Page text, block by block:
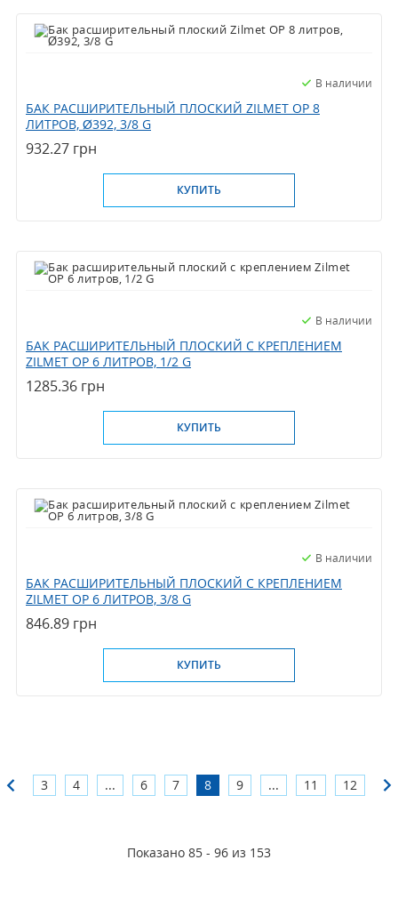
В наличии
БАК РАСШИРИТЕЛЬНЫЙ ПЛОСКИЙ ZILMET OP 8
ЛИТРОВ, Ø392, 3/8 G
932.27 грн
КУПИТЬ
В наличии
БАК РАСШИРИТЕЛЬНЫЙ ПЛОСКИЙ С КРЕПЛЕНИЕМ
ZILMET OP 6 ЛИТРОВ, 1/2 G
1285.36 грн
КУПИТЬ
В наличии
БАК РАСШИРИТЕЛЬНЫЙ ПЛОСКИЙ С КРЕПЛЕНИЕМ
ZILMET OP 6 ЛИТРОВ, 3/8 G
846.89 грн
КУПИТЬ
3 4 ... 6 7 8 9 ... 11 12
Показано 85 - 96 из 153